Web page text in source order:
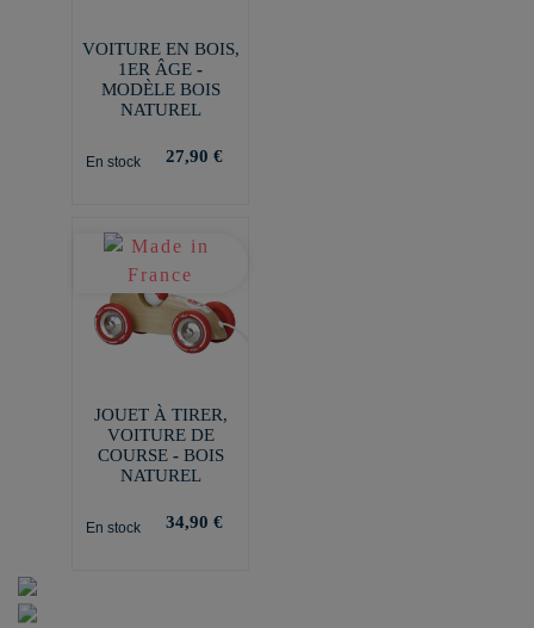
VOITURE EN BOIS,
1ER ÂGE -
MODÈLE BOIS
NATUREL
En stock 27,90 €
JOUET À TIRER,
VOITURE DE
COURSE - BOIS
NATUREL
En stock 34,90 €